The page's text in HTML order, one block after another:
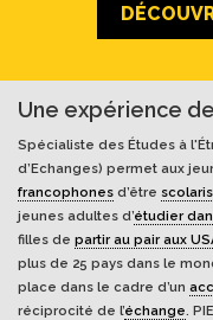
Une expérience
Spécialiste des Études à
d’Echanges) permet aux
francophones d’être
jeunes adultes d’étudier
filles de partir au pair aux
plus de 25 pays dans le
place dans le cadre d’un
réciprocité de l’échange.